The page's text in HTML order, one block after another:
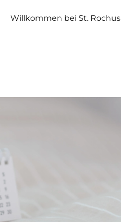
Willkommen bei St. Rochus